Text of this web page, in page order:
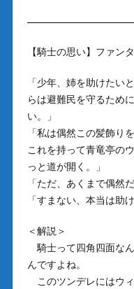
【騎士の思い】ファン
「少年、姉を助けたい
らは避難民を守るため
い。」
「私は偶然この髪飾り
これを持って青竜亭の
っと道が開く。」
「ただ、あくまで偶然
「すまない、本当は助
＜解説＞
騎士って四角四面な
んですよね。
このツンデレにはウィ